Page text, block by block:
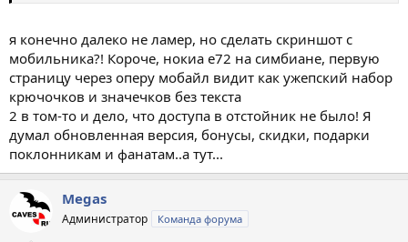
я конечно далеко не ламер, но сделать скриншот с
мобильника?! Короче, нокиа е72 на симбиане, первую
страницу через оперу мобайл видит как ужепский набор
крючочков и значечков без текста
2 в том-то и дело, что доступа в отстойник не было! Я
думал обновленная версия, бонусы, скидки, подарки
поклонникам и фанатам..а тут...
Megas
Администратор Команда форума